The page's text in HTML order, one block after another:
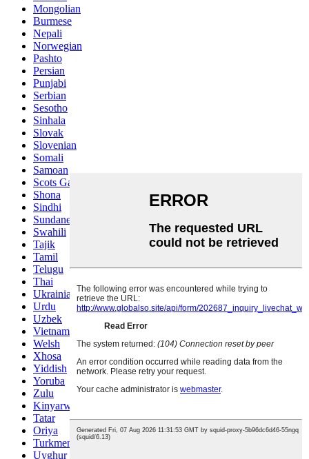
Mongolian
Burmese
Nepali
Norwegian
Pashto
Persian
Punjabi
Serbian
Sesotho
Sinhala
Slovak
Slovenian
Somali
Samoan
Scots Gaelic
Shona
Sindhi
Sundanese
Swahili
Tajik
Tamil
Telugu
Thai
Ukrainian
Urdu
Uzbek
Vietnamese
Welsh
Xhosa
Yiddish
Yoruba
Zulu
Kinyarwanda
Tatar
Oriya
Turkmen
Uyghur